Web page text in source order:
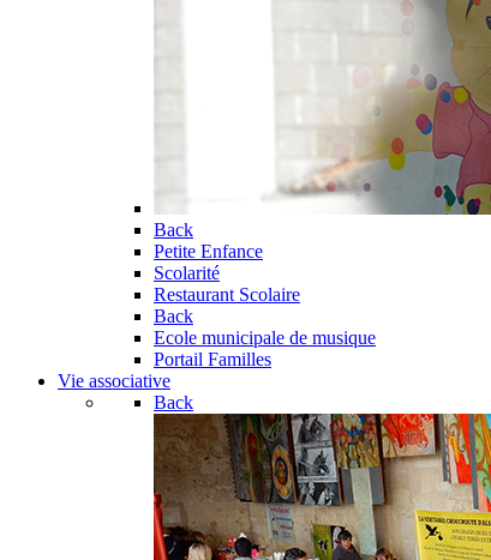
Back
Petite Enfance
Scolarité
Restaurant Scolaire
Back
Ecole municipale de musique
Portail Familles
Vie associative
Back